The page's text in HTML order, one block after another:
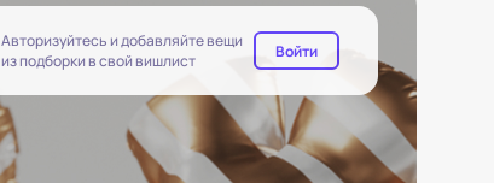
Авторизуйтесь и добавляйте вещи
из подборки в свой вишлист
Войти